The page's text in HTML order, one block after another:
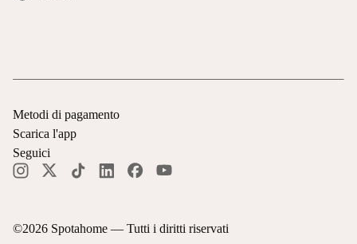
©2026 Spotahome — Tutti i diritti riservati
Metodi di pagamento
Scarica l'app
Seguici